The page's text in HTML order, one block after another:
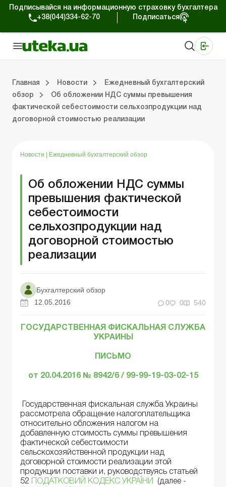
Подписывайся на информационную страховку бухгалтера
+38(044)334-62-70
Подписаться
Главная Новости
Ежедневный бухгалтерский
обзор
Об обложении НДС суммы превышения
фактической себестоимости сельхозпродукции над
договорной стоимостью реализации
Новости Ежедневный бухгалтерский обзор
Об обложении НДС суммы
превышения фактической
себестоимости
сельхозпродукции над
договорной стоимостью
реализации
Бухгалтерский обзор
12.05.2016
0 0 540
ГОСУДАРСТВЕННАЯ ФИСКАЛЬНАЯ СЛУЖБА
УКРАИНЫ
ПИСЬМО
от 20.04.2016 № 8942/6 / 99-99-19-03-02-15
Государственная фискальная служба Украины
рассмотрела обращение налогоплательщика
относительно обложения налогом на
добавленную стоимость суммы превышения
фактической себестоимости
сельскохозяйственной продукции над
договорной стоимости реализации этой
продукции поставки и, руководствуясь статьей
52
ПОДАТКОВИЙ КОДЕКС УКРАЇНИ
(далее -